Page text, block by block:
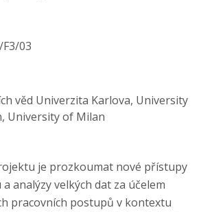
03
věd Univerzita Karlova, University
University of Milan
je prozkoumat nové přístupy
analýzy velkých dat za účelem
pracovních postupů v kontextu